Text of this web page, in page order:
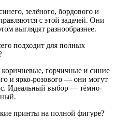
зелёного, бордового и
с этой задачей. Они
выглядят разнообразнее.
подходит для полных
горчичные и синие
и ярко-розового — они могут
Идеальный выбор — тёмно-
принты на полной фигуре?